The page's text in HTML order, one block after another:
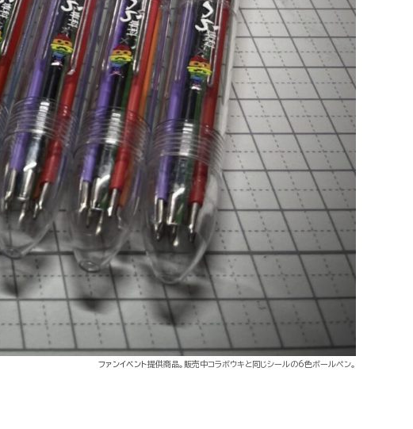
ファンイベント提供商品。販売中コラボウキと同じシールの6色ボールペン。